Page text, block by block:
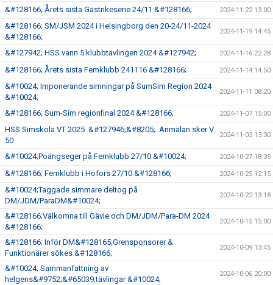
&#128166; Årets sista Gästrikeserie 24/11 &#128166; 2024-11-22 13:00
&#128166; SM/JSM 2024 i Helsingborg den 20-24/11-2024
&#128166;
2024-11-19 14:45
&#127942; HSS vann 5 klubbtävlingen 2024 &#127942; 2024-11-16 22:28
&#128166; Årets sista Femklubb 241116 &#128166; 2024-11-14 14:50
&#10024; Imponerande simningar på SumSim Region 2024
&#10024;
2024-11-11 08:20
&#128166; Sum-Sim regionfinal 2024 &#128166; 2024-11-07 15:00
HSS Simskola VT 2025 &#127946;&#8205; Anmälan sker V
50
2024-11-03 13:30
&#10024;Poängseger på Femklubb 27/10 &#10024; 2024-10-27 18:35
&#128166; Femklubb i Hofors 27/10 &#128166; 2024-10-25 12:15
&#10024;Taggade simmare deltog på
DM/JDM/ParaDM&#10024;
2024-10-22 13:18
&#128166;Välkomna till Gävle och DM/JDM/Para-DM 2024
&#128166;
2024-10-15 15:00
&#128166; Inför DM&#128165;Grensponsorer &
Funktionärer sökes &#128166;
2024-10-09 13:45
&#10024; Sammanfattning av
helgens&#9752;&#65039;tävlingar &#10024;
2024-10-06 20:00